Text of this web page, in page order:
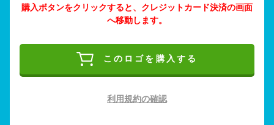
購入ボタンをクリックすると、クレジットカード決済の画面
へ移動します。
このロゴを購入する
利用規約の確認